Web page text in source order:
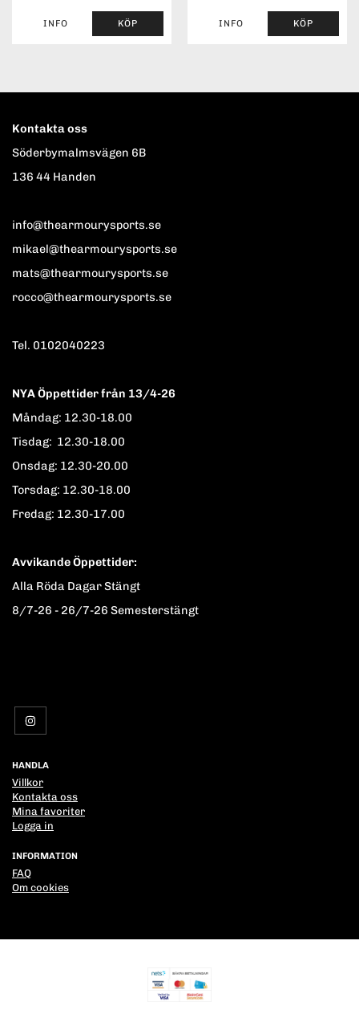
INFO KÖP INFO KÖP
Kontakta oss
Söderbymalmsvägen 6B
136 44 Handen
info@thearmourysports.se
mikael@thearmourysports.se
mats@thearmourysports.se
rocco@thearmourysports.se
Tel. 0102040223
NYA Öppettider från 13/4-26
Måndag: 12.30-18.00
Tisdag: 12.30-18.00
Onsdag: 12.30-20.00
Torsdag: 12.30-18.00
Fredag: 12.30-17.00
Avvikande Öppettider:
Alla Röda Dagar Stängt
8/7-26 - 26/7-26 Semesterstängt
HANDLA
Villkor
Kontakta oss
Mina favoriter
Logga in
INFORMATION
FAQ
Om cookies